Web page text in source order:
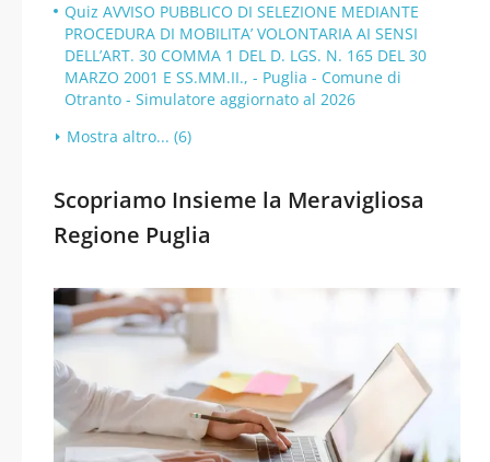
Quiz AVVISO PUBBLICO DI SELEZIONE MEDIANTE
PROCEDURA DI MOBILITA’ VOLONTARIA AI SENSI
DELL’ART. 30 COMMA 1 DEL D. LGS. N. 165 DEL 30
MARZO 2001 E SS.MM.II., - Puglia - Comune di
Otranto - Simulatore aggiornato al 2026
Mostra altro... (6)
Scopriamo Insieme la Meravigliosa
Regione Puglia